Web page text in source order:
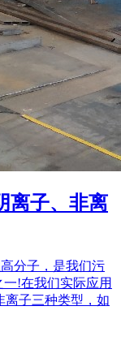
离子、非离
分子，是我们污
!在我们实际应用
离子三种类型，如